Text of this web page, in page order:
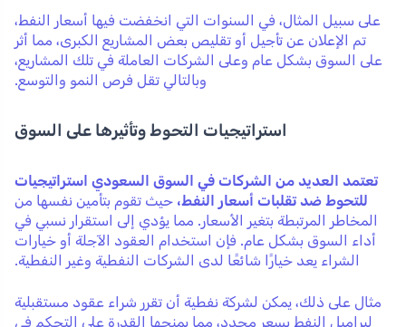
على سبيل المثال، في السنوات التي انخفضت فيها أسعار النفط،
تم الإعلان عن تأجيل أو تقليص بعض المشاريع الكبرى، مما أثر
على السوق بشكل عام وعلى الشركات العاملة في تلك المشاريع،
وبالتالي تقل فرص النمو والتوسع.
استراتيجيات التحوط وتأثيرها على السوق
تعتمد العديد من الشركات في السوق السعودي استراتيجيات
للتحوط ضد تقلبات أسعار النفط، حيث تقوم بتأمين نفسها من
المخاطر المرتبطة بتغير الأسعار. مما يؤدي إلى استقرار نسبي في
أداء السوق بشكل عام. فإن استخدام العقود الآجلة أو خيارات
الشراء يعد خيارًا شائعًا لدى الشركات النفطية وغير النفطية.
مثال على ذلك، يمكن لشركة نفطية أن تقرر شراء عقود مستقبلية
لبراميل النفط بسعر محدد، مما يمنحها القدرة على التحكم في